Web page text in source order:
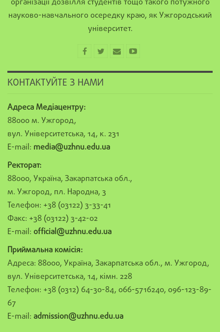
організації дозвілля студентів тощо такого потужного
науково-навчального осередку краю, як Ужгородський
університет.
КОНТАКТУЙТЕ З НАМИ
Адреса Медіацентру:
88000 м. Ужгород,
вул. Університетська, 14, к. 231
E-mail: media@uzhnu.edu.ua
Ректорат:
88000, Україна, Закарпатська обл.,
м. Ужгород, пл. Народна, 3
Телефон: +38 (03122) 3-33-41
Факс: +38 (03122) 3-42-02
E-mail: official@uzhnu.edu.ua
Приймальна комісія:
Адреса: 88000, Україна, Закарпатська обл., м. Ужгород,
вул. Університетська, 14, кімн. 228
Телефон: +38 (0312) 64-30-84, 066-5716240, 096-123-89-
67
E-mail: admission@uzhnu.edu.ua